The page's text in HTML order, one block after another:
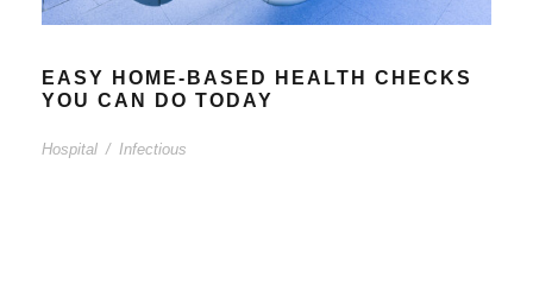
EASY HOME-BASED HEALTH CHECKS
YOU CAN DO TODAY
Hospital / Infectious